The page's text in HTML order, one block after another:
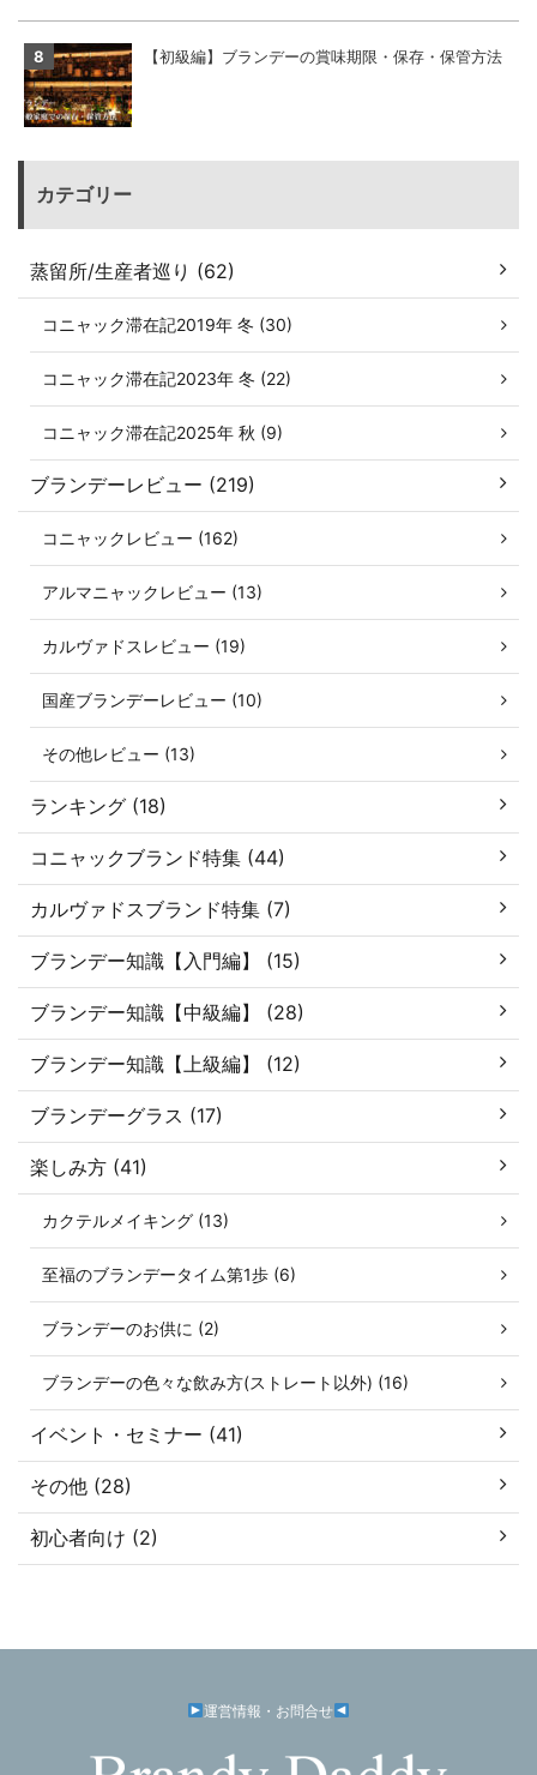
【初級編】ブランデーの賞味期限・保存・保管方法
カテゴリー
蒸留所/生産者巡り (62)
コニャック滞在記2019年 冬 (30)
コニャック滞在記2023年 冬 (22)
コニャック滞在記2025年 秋 (9)
ブランデーレビュー (219)
コニャックレビュー (162)
アルマニャックレビュー (13)
カルヴァドスレビュー (19)
国産ブランデーレビュー (10)
その他レビュー (13)
ランキング (18)
コニャックブランド特集 (44)
カルヴァドスブランド特集 (7)
ブランデー知識【入門編】 (15)
ブランデー知識【中級編】 (28)
ブランデー知識【上級編】 (12)
ブランデーグラス (17)
楽しみ方 (41)
カクテルメイキング (13)
至福のブランデータイム第1歩 (6)
ブランデーのお供に (2)
ブランデーの色々な飲み方(ストレート以外) (16)
イベント・セミナー (41)
その他 (28)
初心者向け (2)
運営情報・お問合せ